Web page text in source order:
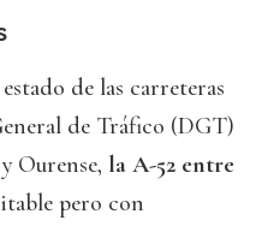
de las carreteras
de Tráfico (DGT)
Ourense, la A-52 entre
pero con